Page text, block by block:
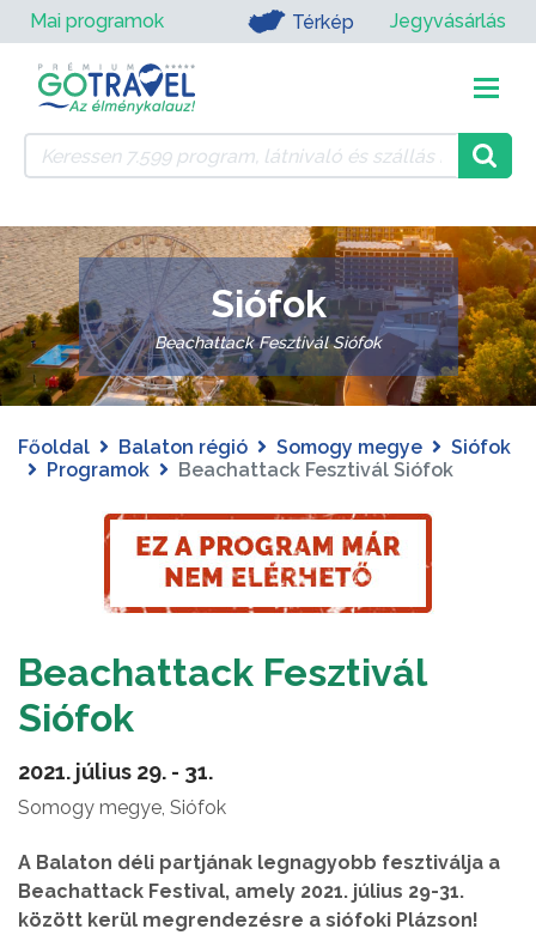
Mai programok Térkép Jegyvásárlás
Siófok
Beachattack Fesztivál Siófok
Főoldal Balaton régió Somogy megye
Siófok
Programok
Beachattack Fesztivál Siófok
Beachattack Fesztivál
Siófok
2021. július 29. - 31.
Somogy megye, Siófok
A Balaton déli partjának legnagyobb fesztiválja a
Beachattack Festival, amely 2021. július 29-31.
között kerül megrendezésre a siófoki Plázson!